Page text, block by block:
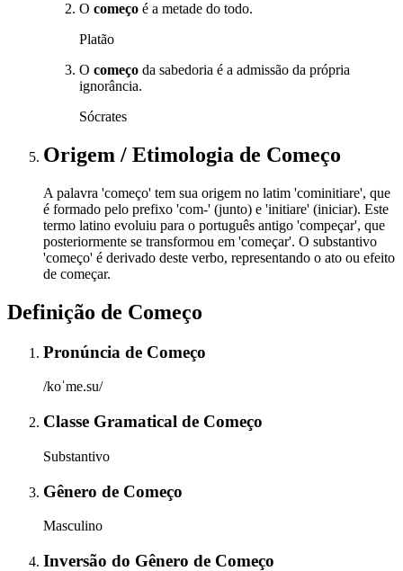
O começo é a metade do todo.
Platão
O começo da sabedoria é a admissão da própria
ignorância.
Sócrates
Origem / Etimologia de Começo
A palavra 'começo' tem sua origem no latim 'cominitiare', que
é formado pelo prefixo 'com-' (junto) e 'initiare' (iniciar). Este
termo latino evoluiu para o português antigo 'compeçar', que
posteriormente se transformou em 'começar'. O substantivo
'começo' é derivado deste verbo, representando o ato ou efeito
de começar.
Definição de Começo
Pronúncia de Começo
/koˈme.su/
Classe Gramatical de Começo
Substantivo
Gênero de Começo
Masculino
Inversão do Gênero de Começo